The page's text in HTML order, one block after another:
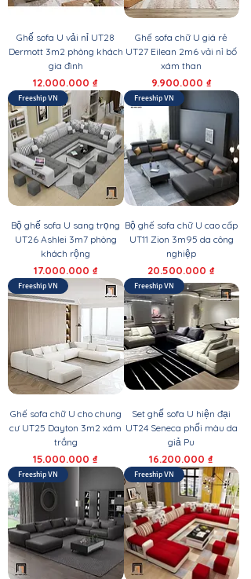
Ghế sofa U vải nỉ UT28
Dermott 3m2 phòng khách
gia đình
Giá
12.000.000 ₫
Ghế sofa chữ U giá rẻ
UT27 Eilean 2m6 vải nỉ bố
xám than
Giá
9.900.000 ₫
Freeship VN
Bộ ghế sofa U sang trọng
UT26 Ashlei 3m7 phòng
khách rộng
Giá
17.000.000 ₫
Freeship VN
Bộ ghế sofa chữ U cao cấp
UT11 Zion 3m95 da công
nghiệp
Giá
20.500.000 ₫
Freeship VN
Ghế sofa chữ U cho chung
cư UT25 Dayton 3m2 xám
trắng
Giá
15.000.000 ₫
Freeship VN
Set ghế sofa U hiện đại
UT24 Seneca phối màu da
giả Pu
Giá
16.200.000 ₫
Freeship VN Freeship VN